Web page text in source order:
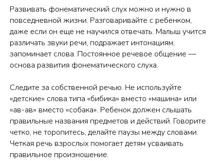
Развивать фонематический слух можно и нужно в
повседневной жизни. Разговаривайте с ребенком,
даже если он еще не научился отвечать. Малыш учится
различать звуки речи, подражает интонациям,
запоминает слова. Постоянное речевое общение —
основа развития фонематического слуха.
Следите за собственной речью. Не используйте
«детские» слова типа «бибика» вместо «машина» или
«ав-ав» вместо «собака». Ребенок должен слышать
правильные названия предметов и действий. Говорите
четко, не торопитесь, делайте паузы между словами.
Четкая речь взрослых помогает детям усваивать
правильное произношение.